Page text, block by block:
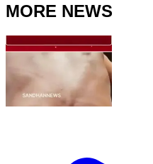
MORE NEWS